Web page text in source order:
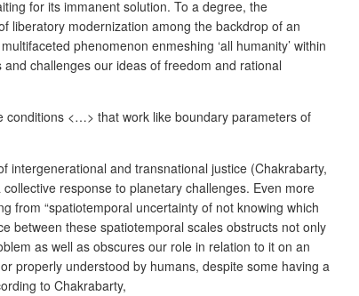
for its immanent solution. To a degree, the
liberatory modernization among the backdrop of an
phenomenon enmeshing ‘all humanity’ within
challenges our ideas of freedom and rational
conditions <…> that work like boundary parameters of
intergenerational and transnational justice (Chakrabarty,
response to planetary challenges. Even more
from “spatiotemporal uncertainty of not knowing which
between these spatiotemporal scales obstructs not only
as well as obscures our role in relation to it on an
properly understood by humans, despite some having a
to Chakrabarty,